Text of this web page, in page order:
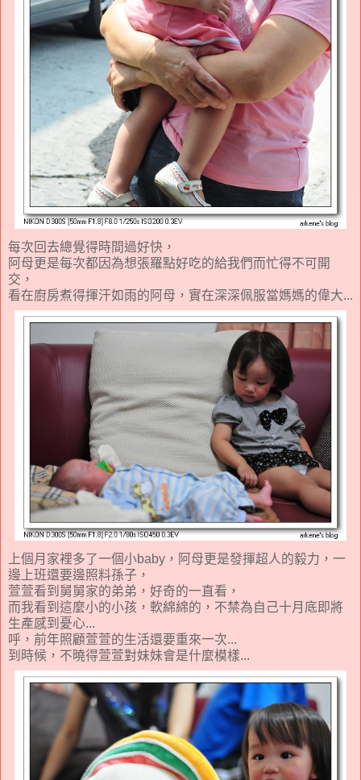
每次回去總覺得時間過好快，
阿母更是每次都因為想張羅點好吃的給我們而忙得不可開
交，
看在廚房煮得揮汗如雨的阿母，實在深深佩服當媽媽的偉大...
上個月家裡多了一個小baby，阿母更是發揮超人的毅力，一
邊上班還要邊照料孫子，
萱萱看到舅舅家的弟弟，好奇的一直看，
而我看到這麼小的小孩，軟綿綿的，不禁為自己十月底即將
生產感到憂心...
呼，前年照顧萱萱的生活還要重來一次...
到時候，不曉得萱萱對妹妹會是什麼模樣...